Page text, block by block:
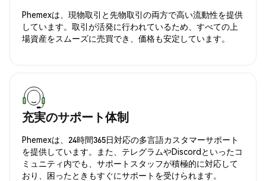
Phemexは、現物取引と先物取引の両方で高い流動性を提供
しています。取引が活発に行われているため、すべての上
場資産をスムーズに売買でき、価格も安定しています。
充実のサポート体制
Phemexは、24時間365日対応の多言語カスタマーサポート
を提供しています。また、テレグラムやDiscordといったコ
ミュニティ内でも、サポートスタッフが積極的に対応して
おり、困ったときもすぐにサポートを受けられます。